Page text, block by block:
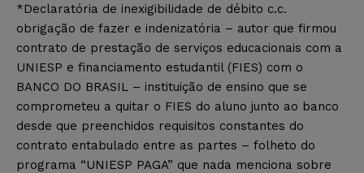
*Declaratória de inexigibilidade de débito c.c.
obrigação de fazer e indenizatória – autor que firmou
contrato de prestação de serviços educacionais com a
UNIESP e financiamento estudantil (FIES) com o
BANCO DO BRASIL – instituição de ensino que se
comprometeu a quitar o FIES do aluno junto ao banco
desde que preenchidos requisitos constantes do
contrato entabulado entre as partes – folheto do
programa “UNIESP PAGA” que nada menciona sobre